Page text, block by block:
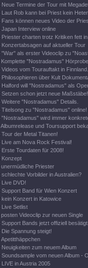
Neue Termine der Tour mit
Laut Rob kann bei Priest kein
Fans können neues Video der
Japan Interview online
Priester charten trotz Kritiken fett
Konzertabsagen auf aktueller Tour
"War" als erster Videoclip zu
Komplette "Nostradamus"
Videos vom Tourauftakt in Finnland.
Philosophieren über Kult
Halford will "Nostradamus" als
Setzen schon jetzt neue Maßstäbe!
Weitere "Nostradamus" Details.
Titelsong zu "Nostradamus" online!
"Nostradamus" wird immer
Albumrelease und Toursupport
Tour der Metal Titanen!
Live am Nova Rock Festival!
Erste Tourdaten für 2008!
Konzept
unermüdliche Priester
schlechte Vorbilder in Australien?
Live DVD!
Support Band für Wien Konzert
kein Konzert in Katowice
Live Setlist
posten Videoclip zur neuen Single
Support Bands jetzt offiziell besätigt
Die Spannung steigt!
Apetitthäppchen
Neuigkeiten zum neuem Album
Soundsample vom neuen Album -
LIVE in Austria 2005